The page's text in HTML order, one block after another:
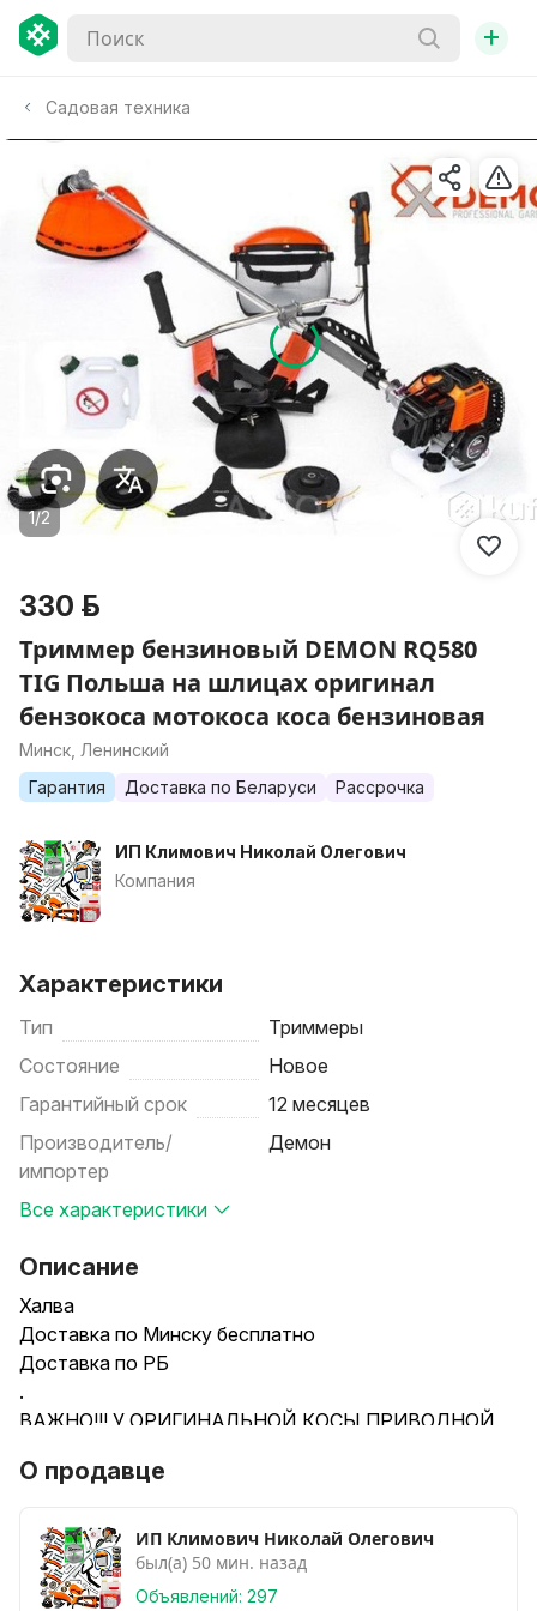
+
Садовая техника
1/2
330 р.
Триммер бензиновый DEMON RQ580
TIG Польша на шлицах оригинал
бензокоса мотокоса коса бензиновая
Минск, Ленинский
Гарантия
Доставка по Беларуси Рассрочка
ИП Климович Николай Олегович
Компания
Характеристики
Тип
Триммеры
Состояние
Новое
Гарантийный срок
12 месяцев
Производитель/
импортер
Демон
Все характеристики
Описание
Халва
Доставка по Минску бесплатно
Доставка по РБ
.
ВАЖНО!!! У ОРИГИНАЛЬНОЙ КОСЫ ПРИВОДНОЙ
МОЖЕТЕ ПРОВЕРИТЬ В СВОЁМ ТРИММЕРЕ,ЕСЛИ У
О продавце
ИП Климович Николай Олегович
был(а) 50 мин. назад
Объявлений: 297